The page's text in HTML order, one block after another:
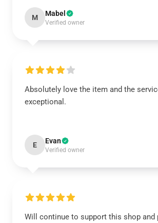
M Mabel
Verified owner
Absolutely love the item and the
exceptional.
E Evan
Verified owner
Will continue to support this shop and